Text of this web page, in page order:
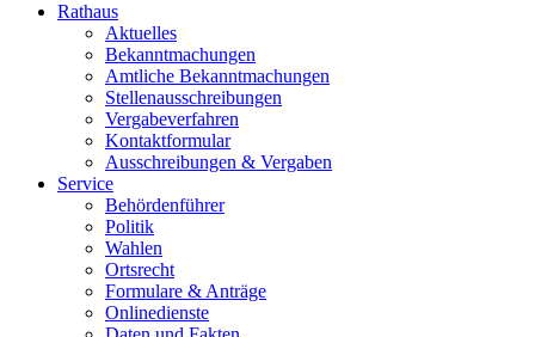
Rathaus
Aktuelles
Bekanntmachungen
Amtliche Bekanntmachungen
Stellenausschreibungen
Vergabeverfahren
Kontaktformular
Ausschreibungen & Vergaben
Service
Behördenführer
Politik
Wahlen
Ortsrecht
Formulare & Anträge
Onlinedienste